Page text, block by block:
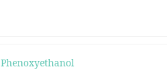
Phenoxyethanol